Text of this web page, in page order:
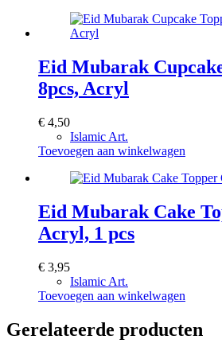
Eid Mubarak
8pcs, Acryl
€ 4,50
Islamic Art.
Toevoegen aan winkelwagen
Eid Mubarak Cake
Acryl, 1 pcs
€ 3,95
Islamic Art.
Toevoegen aan winkelwagen
Gerelateerde producten